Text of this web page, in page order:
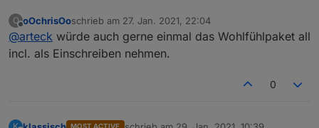
O
Offline
oOchrisOoschrieb am 27. Jan. 2021, 22:04
zuletzt editiert von
@arteck würde auch gerne einmal das Wohlfühlpaket all
incl. als Einschreiben nehmen.
0